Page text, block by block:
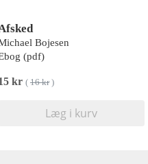
Bojesen
(pdf)
kr ( 16 kr)
Læg i kurv